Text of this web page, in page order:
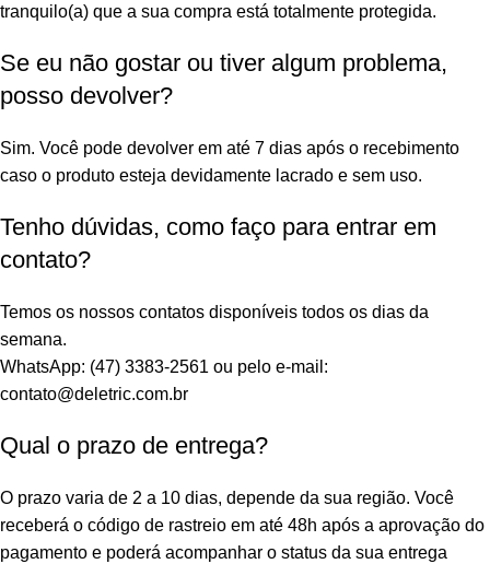
tranquilo(a) que a sua compra está totalmente protegida.
Se eu não gostar ou tiver algum problema,
posso devolver?
Sim. Você pode devolver em até 7 dias após o recebimento
caso o produto esteja devidamente lacrado e sem uso.
Tenho dúvidas, como faço para entrar em
contato?
Temos os nossos contatos disponíveis todos os dias da
semana.
WhatsApp: (47) 3383-2561 ou pelo e-mail:
contato@deletric.com.br
Qual o prazo de entrega?
O prazo varia de 2 a 10 dias, depende da sua região. Você
receberá o código de rastreio em até 48h após a aprovação do
pagamento e poderá acompanhar o status da sua entrega